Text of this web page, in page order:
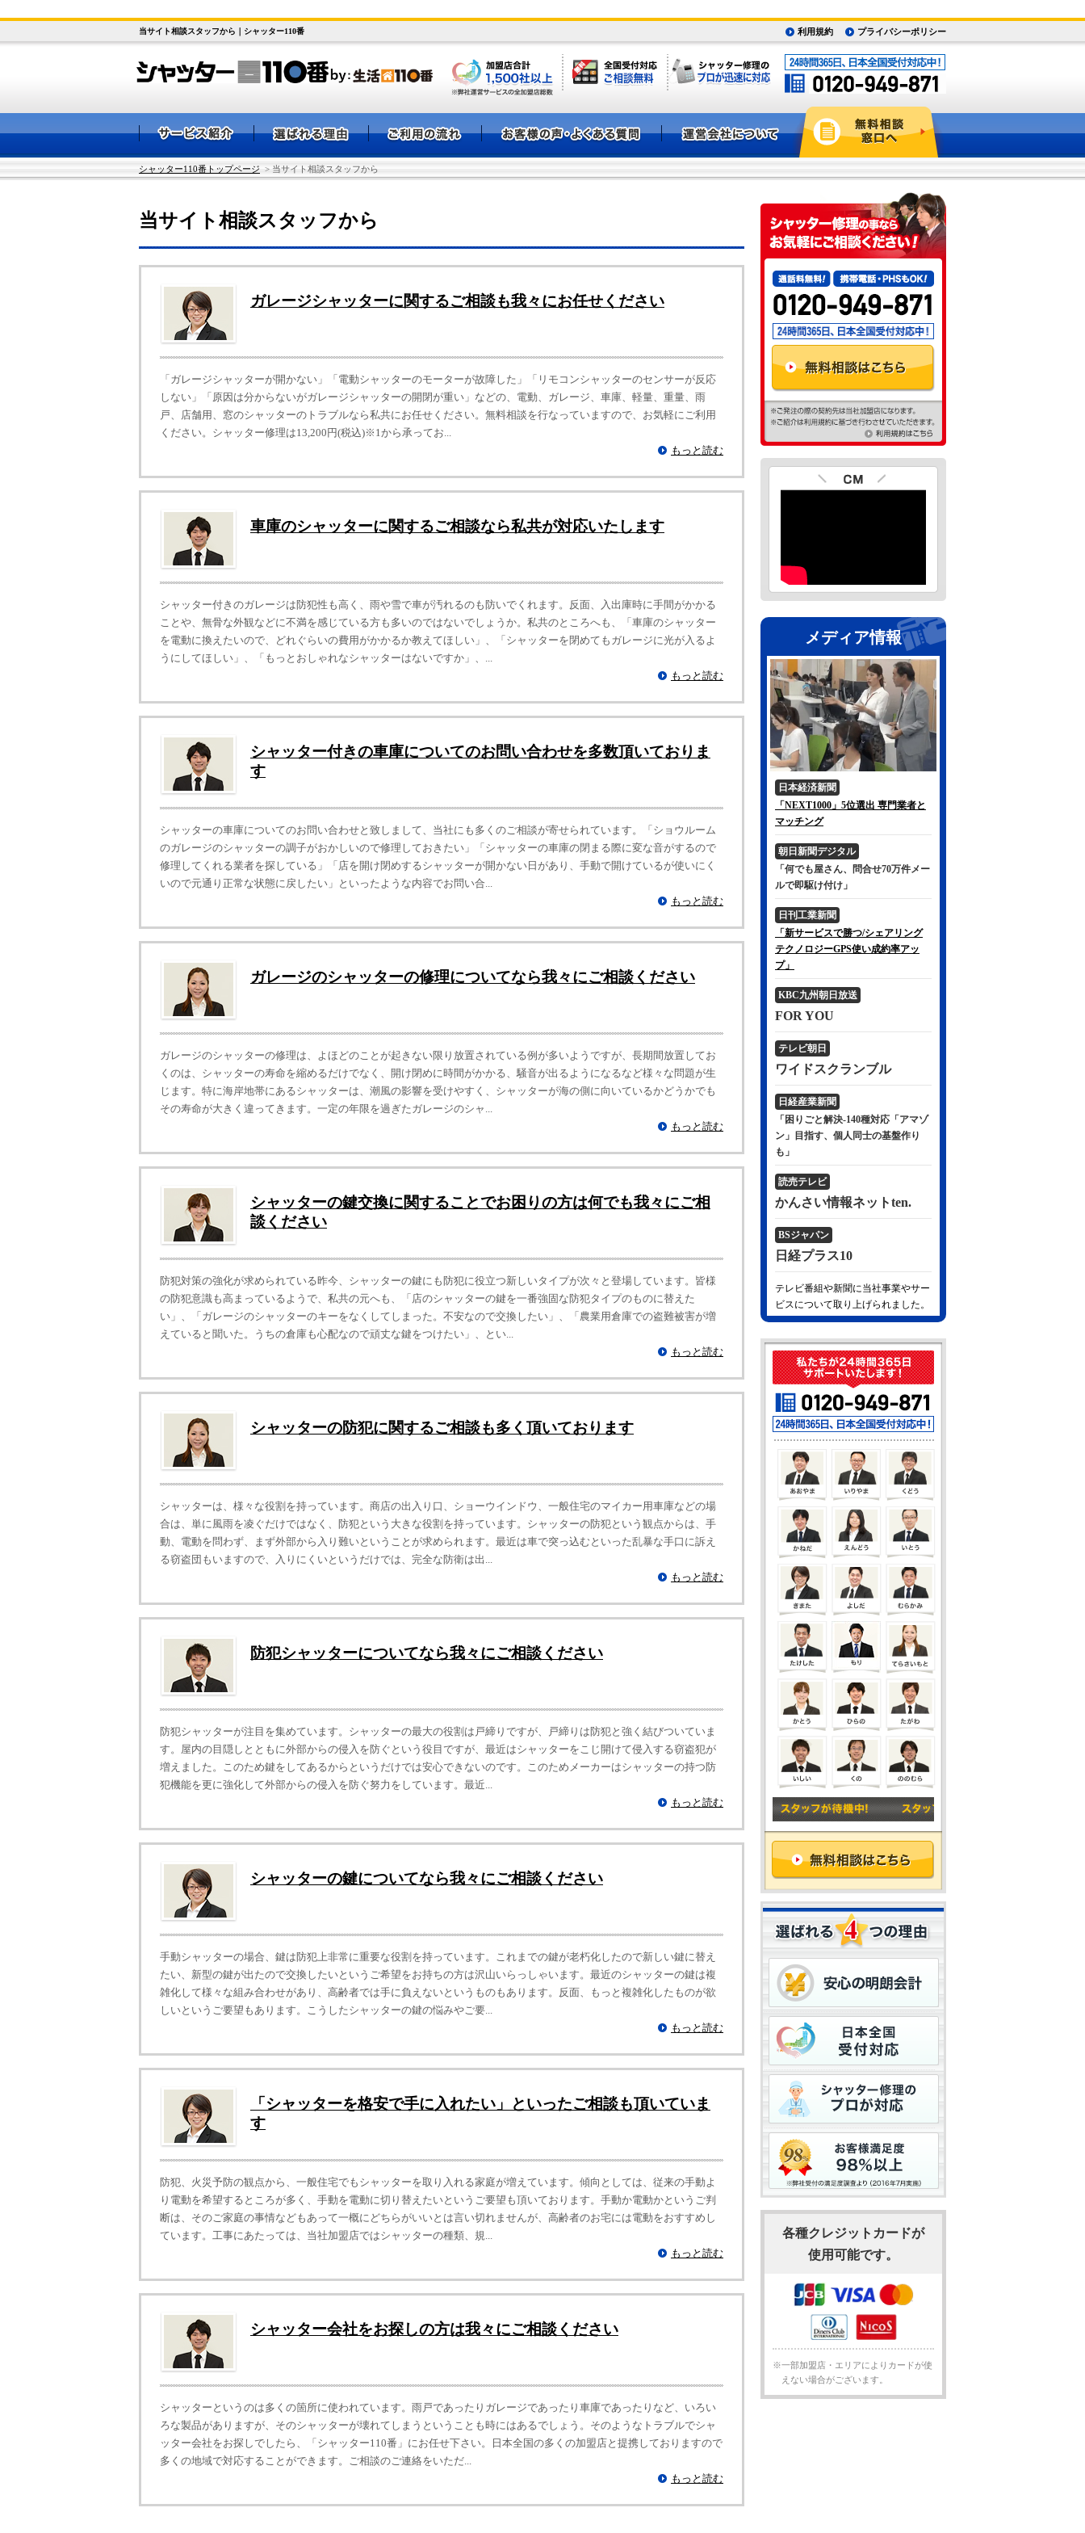
当サイト相談スタッフから｜シャッター110番 プライバシーポリシー
利用規約
シャッター110番トップページ > 当サイト相談スタッフから
当サイト相談スタッフから
ガレージシャッターに関するご相談も我々にお任せください
「ガレージシャッターが開かない」「電動シャッターのモーターが故障した」「リモコンシャッターのセンサーが反応
しない」「原因は分からないがガレージシャッターの開閉が重い」などの、電動、ガレージ、車庫、軽量、重量、雨
戸、店舗用、窓のシャッターのトラブルなら私共にお任せください。無料相談を行なっていますので、お気軽にご利用
ください。シャッター修理は13,200円(税込)※1から承ってお...
もっと読む
車庫のシャッターに関するご相談なら私共が対応いたします
シャッター付きのガレージは防犯性も高く、雨や雪で車が汚れるのも防いでくれます。反面、入出庫時に手間がかかる
ことや、無骨な外観などに不満を感じている方も多いのではないでしょうか。私共のところへも、「車庫のシャッター
を電動に換えたいので、どれぐらいの費用がかかるか教えてほしい」、「シャッターを閉めてもガレージに光が入るよ
うにしてほしい」、「もっとおしゃれなシャッターはないですか」、...
もっと読む
シャッター付きの車庫についてのお問い合わせを多数頂いておりま
す
シャッターの車庫についてのお問い合わせと致しまして、当社にも多くのご相談が寄せられています。「ショウルーム
のガレージのシャッターの調子がおかしいので修理しておきたい」「シャッターの車庫の閉まる際に変な音がするので
修理してくれる業者を探している」「店を開け閉めするシャッターが開かない日があり、手動で開けているが使いにく
いので元通り正常な状態に戻したい」といったような内容でお問い合...
もっと読む
ガレージのシャッターの修理についてなら我々にご相談ください
ガレージのシャッターの修理は、よほどのことが起きない限り放置されている例が多いようですが、長期間放置してお
くのは、シャッターの寿命を縮めるだけでなく、開け閉めに時間がかかる、騒音が出るようになるなど様々な問題が生
じます。特に海岸地帯にあるシャッターは、潮風の影響を受けやすく、シャッターが海の側に向いているかどうかでも
その寿命が大きく違ってきます。一定の年限を過ぎたガレージのシャ...
もっと読む
シャッターの鍵交換に関することでお困りの方は何でも我々にご相
談ください
防犯対策の強化が求められている昨今、シャッターの鍵にも防犯に役立つ新しいタイプが次々と登場しています。皆様
の防犯意識も高まっているようで、私共の元へも、「店のシャッターの鍵を一番強固な防犯タイプのものに替えた
い」、「ガレージのシャッターのキーをなくしてしまった。不安なので交換したい」、「農業用倉庫での盗難被害が増
えていると聞いた。うちの倉庫も心配なので頑丈な鍵をつけたい」、とい...
もっと読む
シャッターの防犯に関するご相談も多く頂いております
シャッターは、様々な役割を持っています。商店の出入り口、ショーウインドウ、一般住宅のマイカー用車庫などの場
合は、単に風雨を凌ぐだけではなく、防犯という大きな役割を持っています。シャッターの防犯という観点からは、手
動、電動を問わず、まず外部から入り難いということが求められます。最近は車で突っ込むといった乱暴な手口に訴え
る窃盗団もいますので、入りにくいというだけでは、完全な防衛は出...
もっと読む
防犯シャッターについてなら我々にご相談ください
防犯シャッターが注目を集めています。シャッターの最大の役割は戸締りですが、戸締りは防犯と強く結びついていま
す。屋内の目隠しとともに外部からの侵入を防ぐという役目ですが、最近はシャッターをこじ開けて侵入する窃盗犯が
増えました。このため鍵をしてあるからというだけでは安心できないのです。このためメーカーはシャッターの持つ防
犯機能を更に強化して外部からの侵入を防ぐ努力をしています。最近...
もっと読む
シャッターの鍵についてなら我々にご相談ください
手動シャッターの場合、鍵は防犯上非常に重要な役割を持っています。これまでの鍵が老朽化したので新しい鍵に替え
たい、新型の鍵が出たので交換したいというご希望をお持ちの方は沢山いらっしゃいます。最近のシャッターの鍵は複
雑化して様々な組み合わせがあり、高齢者では手に負えないというものもあります。反面、もっと複雑化したものが欲
しいというご要望もあります。こうしたシャッターの鍵の悩みやご要...
もっと読む
「シャッターを格安で手に入れたい」といったご相談も頂いていま
す
防犯、火災予防の観点から、一般住宅でもシャッターを取り入れる家庭が増えています。傾向としては、従来の手動よ
り電動を希望するところが多く、手動を電動に切り替えたいというご要望も頂いております。手動か電動かというご判
断は、そのご家庭の事情などもあって一概にどちらがいいとは言い切れませんが、高齢者のお宅には電動をおすすめし
ています。工事にあたっては、当社加盟店ではシャッターの種類、規...
もっと読む
シャッター会社をお探しの方は我々にご相談ください
シャッターというのは多くの箇所に使われています。雨戸であったりガレージであったり車庫であったりなど、いろい
ろな製品がありますが、そのシャッターが壊れてしまうということも時にはあるでしょう。そのようなトラブルでシャ
ッター会社をお探しでしたら、「シャッター110番」にお任せ下さい。日本全国の多くの加盟店と提携しておりますので
多くの地域で対応することができます。ご相談のご連絡をいただ...
もっと読む
メディア情報
日本経済新聞
「NEXT1000」5位選出 専門業者と
マッチング
朝日新聞デジタル
「何でも屋さん、問合せ70万件メー
ルで即駆け付け」
日刊工業新聞
「新サービスで勝つ/シェアリング
テクノロジーGPS使い成約率アッ
プ」
KBC九州朝日放送
FOR YOU
テレビ朝日
ワイドスクランブル
日経産業新聞
「困りごと解決-140種対応「アマゾ
ン」目指す、個人同士の基盤作り
も」
読売テレビ
かんさい情報ネットten.
BSジャパン
日経プラス10
テレビ番組や新聞に当社事業やサー
ビスについて取り上げられました。
各種クレジットカードが
使用可能です。
※一部加盟店・エリアによりカードが使
えない場合がございます。